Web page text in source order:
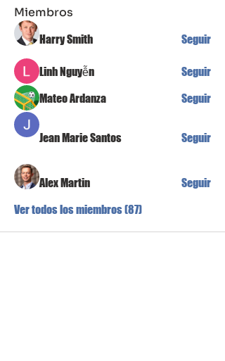
Miembros
Harry Smith Seguir
Linh Nguyễn
Seguir
Mateo Ardanza
Seguir
Jean Marie Santos Seguir
Alex Martin
Seguir
Ver todos los miembros (87)